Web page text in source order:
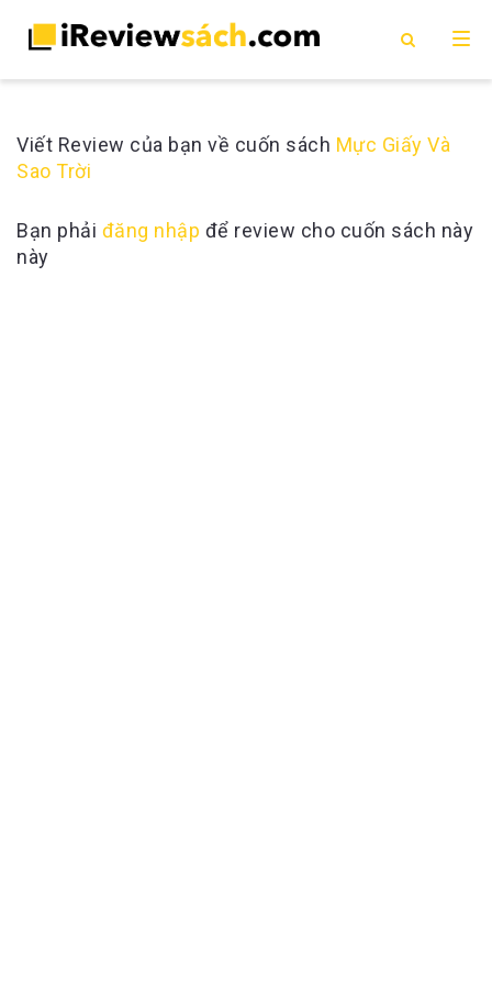
Viết Review của bạn về cuốn sách Mực Giấy Và
Sao Trời
Bạn phải đăng nhập để review cho cuốn sách này
này